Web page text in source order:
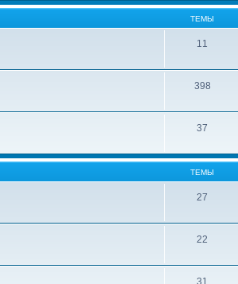
ТЕМЫ
11
398
37
ТЕМЫ
27
22
31